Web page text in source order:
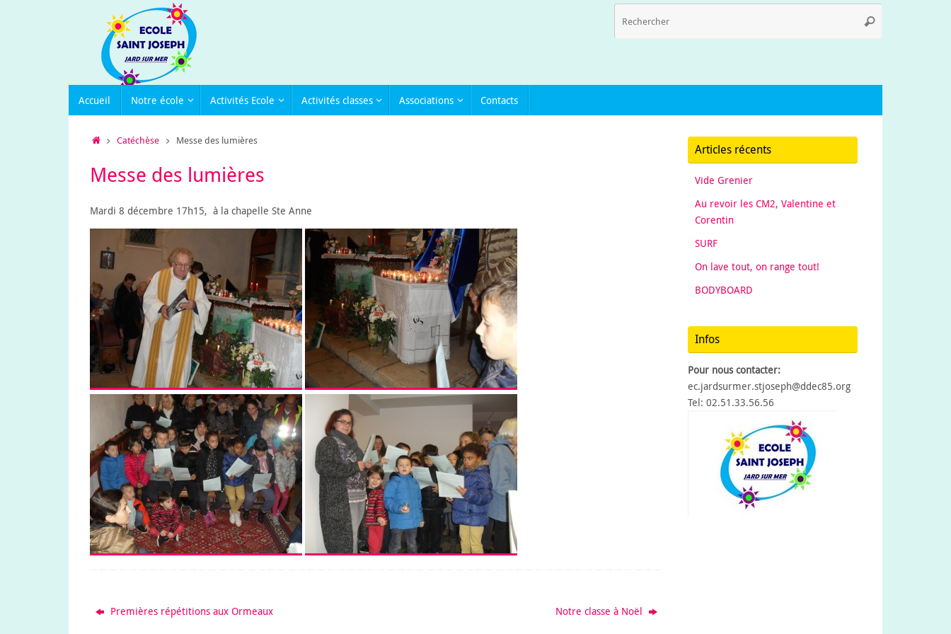
Rechercher
Accueil Notre école Activités Ecole Activités classes Associations Contacts
Accueil
Catéchèse Messe des lumières
Messe des lumières
Mardi 8 décembre 17h15, à la chapelle Ste Anne
Premières répétitions aux Ormeaux Notre classe à Noël
Articles récents
Vide Grenier
Au revoir les CM2, Valentine et
Corentin
SURF
On lave tout, on range tout!
BODYBOARD
Infos
Pour nous contacter:
ec.jardsurmer.stjoseph@ddec85.org
Tel: 02.51.33.56.56